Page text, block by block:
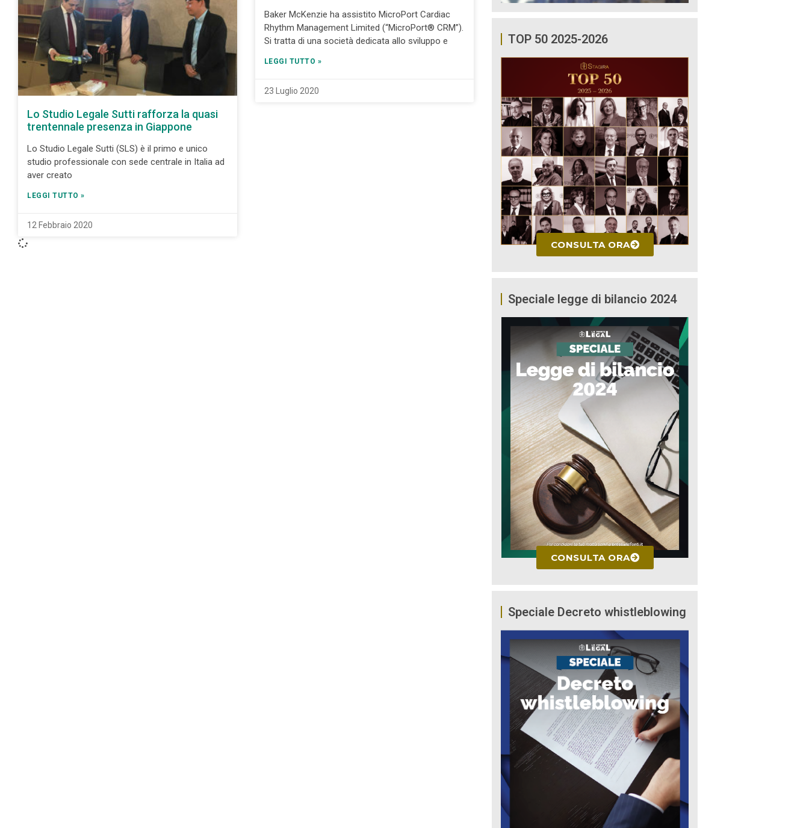
Baker McKenzie ha assistito MicroPort Cardiac
Rhythm Management Limited (“MicroPort® CRM”).
Si tratta di una società dedicata allo sviluppo e
LEGGI TUTTO »
23 Luglio 2020
Lo Studio Legale Sutti rafforza la quasi
trentennale presenza in Giappone
Lo Studio Legale Sutti (SLS) è il primo e unico
studio professionale con sede centrale in Italia ad
aver creato
LEGGI TUTTO »
12 Febbraio 2020
TOP 50 2025-2026
CONSULTA ORA
Speciale legge di bilancio 2024
CONSULTA ORA
Speciale Decreto whistleblowing